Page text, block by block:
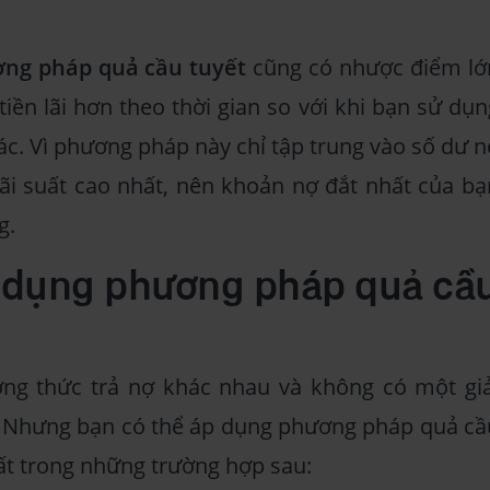
pháp quả cầu tuyết cũng có nhược điểm
lãi hơn theo thời gian so với khi bạn sử
Vì phương pháp này chỉ tập trung vào số dư
suất cao nhất, nên khoản nợ đắt nhất của
phương pháp quả
thức trả nợ khác nhau và không có một
bạn có thể áp dụng phương pháp quả
trong những trường hợp sau: